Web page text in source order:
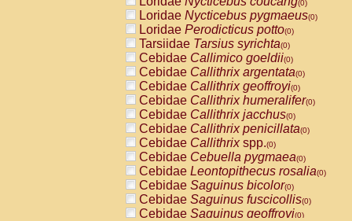
(0)
Loridae Nycticebus pygmaeus(0)
Loridae Perodicticus potto(0)
Tarsiidae Tarsius syrichta(0)
Cebidae Callimico goeldii(0)
Cebidae Callithrix argentata(0)
Cebidae Callithrix geoffroyi(0)
Cebidae Callithrix humeralifer(0)
Cebidae Callithrix jacchus(0)
Cebidae Callithrix penicillata(0)
Cebidae Callithrixspp.(0)
Cebidae Cebuella pygmaea(0)
Cebidae Leontopithecus rosalia(0)
Cebidae Saguinus bicolor(0)
Cebidae Saguinus fuscicollis(0)
Cebidae Saguinus geoffroyi(0)